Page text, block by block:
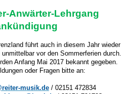
Anwärter-Lehrgang
führt auch in diesem Jahr wieder
vor den Sommerferien durch.
Anfang Mai 2017 bekannt gegeben.
oder Fragen bitte an:
musik.de / 02151 472834